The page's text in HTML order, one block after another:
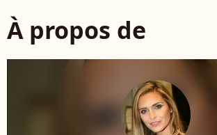
À propos de